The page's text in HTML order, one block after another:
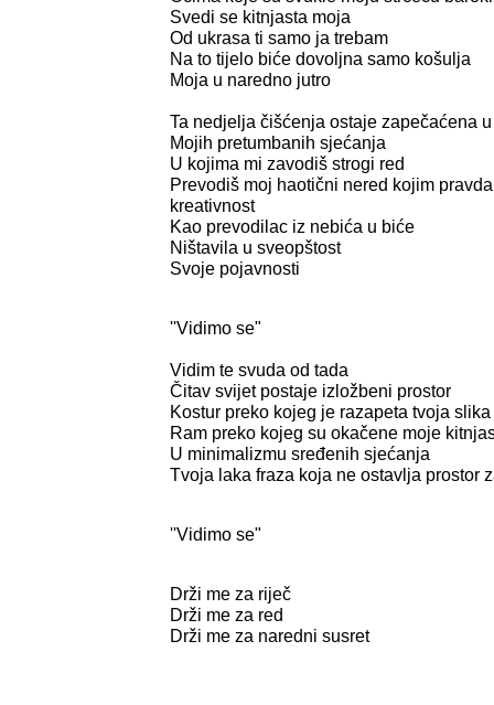
Svedi se kitnjasta moja
Od ukrasa ti samo ja trebam
Na to tijelo biće dovoljna samo košulja
Moja u naredno jutro
Ta nedjelja čišćenja ostaje zapečaćena
Mojih pretumbanih sjećanja
U kojima mi zavodiš strogi red
Prevodiš moj haotični nered kojim
kreativnost
Kao prevodilac iz nebića u biće
Ništavila u sveopštost
Svoje pojavnosti
''Vidimo se"
Vidim te svuda od tada
Čitav svijet postaje izložbeni prostor
Kostur preko kojeg je razapeta tvoja slika
Ram preko kojeg su okačene moje
U minimalizmu sređenih sjećanja
Tvoja laka fraza koja ne ostavlja prostor
''Vidimo se"
Drži me za riječ
Drži me za red
Drži me za naredni susret